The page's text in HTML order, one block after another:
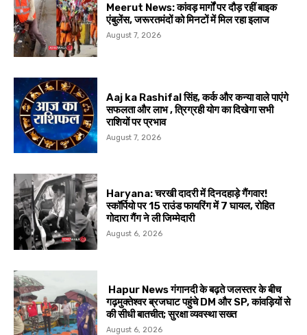
Meerut News: कांवड़ मार्गों पर दौड़ रहीं बाइक
एंबुलेंस, जरूरतमंदों को मिनटों में मिल रहा इलाज
August 7, 2026
Aaj ka Rashifal सिंह, कर्क और कन्या वाले पाएंगे
सफलता और लाभ , त्रिग्रही योग का दिखेगा सभी
राशियों पर प्रभाव
August 7, 2026
Haryana: चरखी दादरी में दिनदहाड़े गैंगवार!
स्कॉर्पियो पर 15 राउंड फायरिंग में 7 घायल, रोहित
गोदारा गैंग ने ली जिम्मेदारी
August 6, 2026
Hapur News गंगानदी के बढ़ते जलस्तर के बीच
गढ़मुक्तेश्वर ब्रजघाट पहुंचे DM और SP, कांवड़ियों से
की सीधी बातचीत; सुरक्षा व्यवस्था सख्त
August 6, 2026